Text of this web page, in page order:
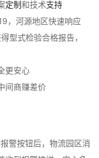
定制和技术支持
，河源地区快速响应
型式检验合格报告，
更安心
间商赚差价
警按钮后，物流园区消